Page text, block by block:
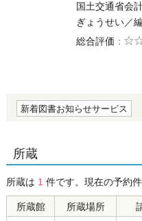
国土交通省会
ぎょうせい／
総合評価
5段
新着図書お知らせサービス
所蔵
所蔵は 1 件です。現在の予約
所蔵館 所蔵場所